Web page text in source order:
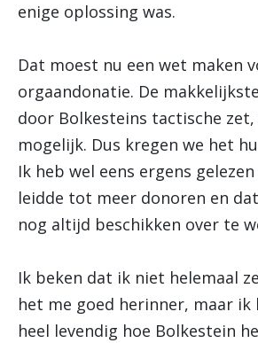
enige oplossing was.
Dat moest nu een wet maken
orgaandonatie. De
door Bolkesteins tactische
mogelijk. Dus kregen we het
Ik heb wel eens ergens
leidde tot meer donoren en
nog altijd beschikken over te
Ik beken dat ik niet helemaal
het me goed herinner, maar ik
heel levendig hoe Bolkestein